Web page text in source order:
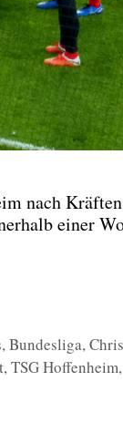
nach
einer
,Bundesliga,
, TSG Hoffenheim,